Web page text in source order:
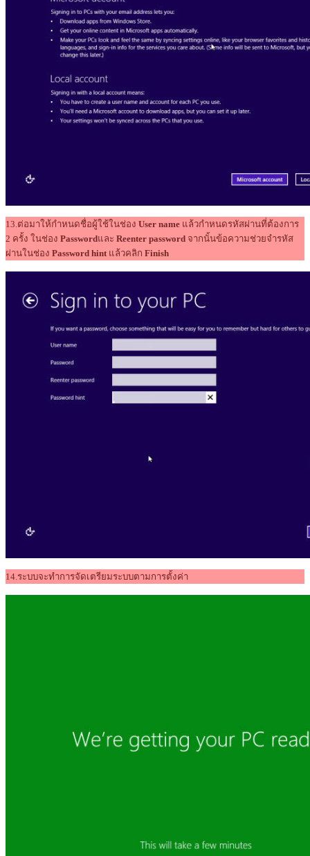
13.ต่อมาให้กำหนดชื่อผู้ใช้ในช่อง User name แล้วกำหนดรหัสผ่านที่ต้องการ
2 ครั้ง ในช่อง Passwordและ Reenter password จากนั้นข้อความช่วยจำรหัส
ผ่านในช่อง Password hint แล้วคลิก Finish
14.ระบบจะทำการจัดเตรียมระบบตามการตั้งค่า